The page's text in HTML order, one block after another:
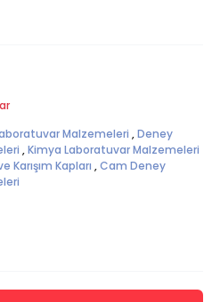
Malzemeleri ,Deney
,Kimya Laboratuvar Malzemeleri
Karışım Kapları ,Cam Deney